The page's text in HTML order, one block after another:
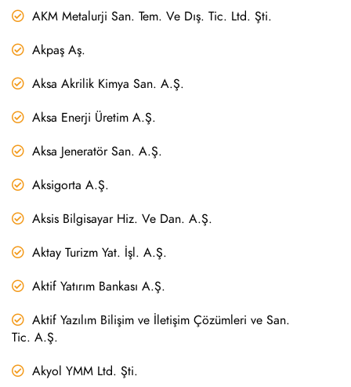
AKM Metalurji San. Tem. Ve Dış. Tic. Ltd. Şti.
Akpaş Aş.
Aksa Akrilik Kimya San. A.Ş.
Aksa Enerji Üretim A.Ş.
Aksa Jeneratör San. A.Ş.
Aksigorta A.Ş.
Aksis Bilgisayar Hiz. Ve Dan. A.Ş.
Aktay Turizm Yat. İşl. A.Ş.
Aktif Yatırım Bankası A.Ş.
Aktif Yazılım Bilişim ve İletişim Çözümleri ve San.
Tic. A.Ş.
Akyol YMM Ltd. Şti.